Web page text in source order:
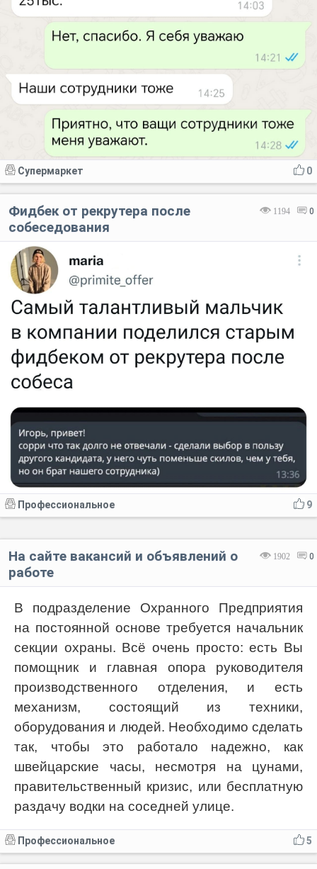
0
Супермаркет
1194 0
Фидбек от рекрутера после
собеседования
9
Профессиональное
1902 0
На сайте вакансий и объявлений о
работе
В подразделение Охранного Предприятия
на постоянной основе требуется начальник
секции охраны. Всё очень просто: есть Вы
помощник и главная опора руководителя
производственного отделения, и есть
механизм, состоящий из техники,
оборудования и людей. Необходимо сделать
так, чтобы это работало надежно, как
швейцарские часы, несмотря на цунами,
правительственный кризис, или бесплатную
раздачу водки на соседней улице.
5
Профессиональное